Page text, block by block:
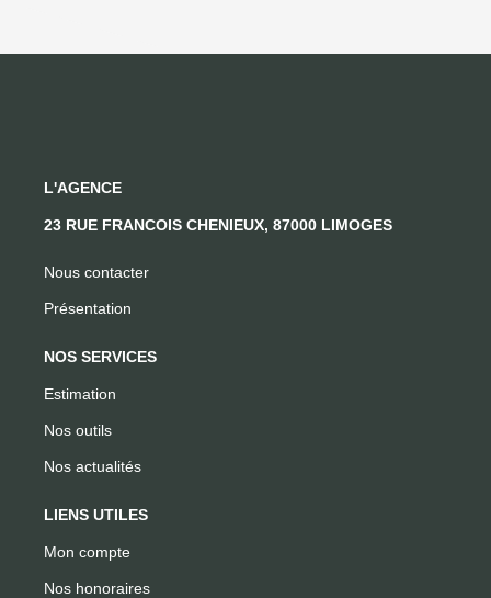
L'AGENCE
23 RUE FRANCOIS CHENIEUX, 87000 LIMOGES
Nous contacter
Présentation
NOS SERVICES
Estimation
Nos outils
Nos actualités
LIENS UTILES
Mon compte
Nos honoraires